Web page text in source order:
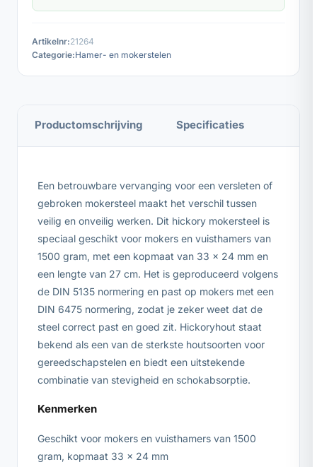
Artikelnr:21264
Categorie:Hamer- en mokerstelen
Productomschrijving Specificaties
Een betrouwbare vervanging voor een versleten of
gebroken mokersteel maakt het verschil tussen
veilig en onveilig werken. Dit hickory mokersteel is
speciaal geschikt voor mokers en vuisthamers van
1500 gram, met een kopmaat van 33 x 24 mm en
een lengte van 27 cm. Het is geproduceerd volgens
de DIN 5135 normering en past op mokers met een
DIN 6475 normering, zodat je zeker weet dat de
steel correct past en goed zit. Hickoryhout staat
bekend als een van de sterkste houtsoorten voor
gereedschapstelen en biedt een uitstekende
combinatie van stevigheid en schokabsorptie.
Kenmerken
Geschikt voor mokers en vuisthamers van 1500
gram, kopmaat 33 x 24 mm